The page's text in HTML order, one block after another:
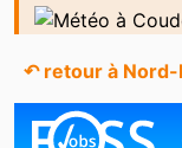
↶ retour à Nord-